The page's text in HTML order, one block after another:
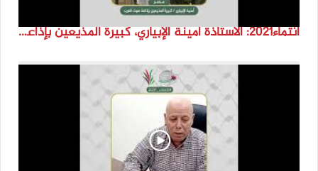
انتماء2021: الاستاذة أمينة الإبياري، كبيرة المذيعين بإذاعة صوت العرب، مصر